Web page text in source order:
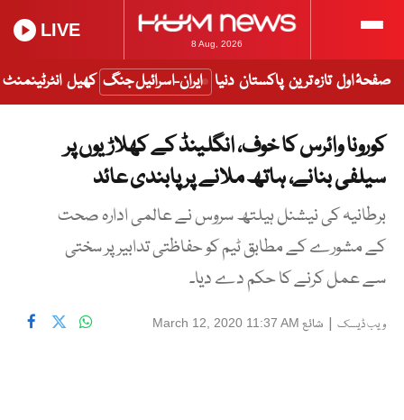
8 Aug, 2026
LIVE
صفحۂ اول تازہ ترین پاکستان دنیا ایران-اسرائیل جنگ کھیل انٹرٹینمنٹ
کورونا وائرس کا خوف، انگلینڈ کے کھلاڑیوں پر
سیلفی بنانے، ہاتھ ملانے پر پابندی عائد
برطانیہ کی نیشنل ہیلتھ سروس نے عالمی ادارہ صحت
کے مشورے کے مطابق ٹیم کو حفاظتی تدابیر پر سختی
سے عمل کرنے کا حکم دے دیا۔
ویب ڈیسک | شائع March 12, 2020 11:37 AM